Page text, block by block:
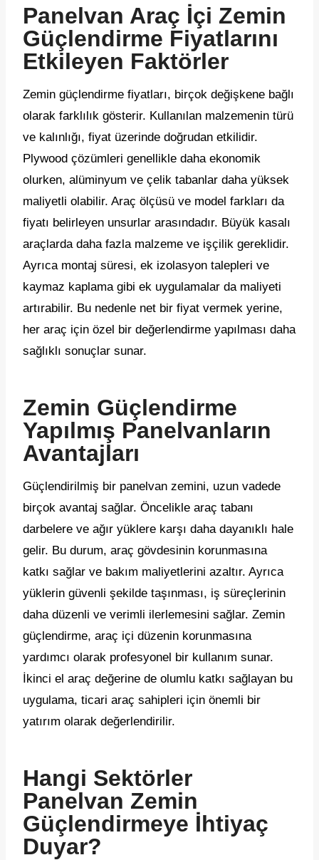
Panelvan Araç İçi Zemin
Güçlendirme Fiyatlarını
Etkileyen Faktörler
Zemin güçlendirme fiyatları, birçok değişkene bağlı
olarak farklılık gösterir. Kullanılan malzemenin türü
ve kalınlığı, fiyat üzerinde doğrudan etkilidir.
Plywood çözümleri genellikle daha ekonomik
olurken, alüminyum ve çelik tabanlar daha yüksek
maliyetli olabilir. Araç ölçüsü ve model farkları da
fiyatı belirleyen unsurlar arasındadır. Büyük kasalı
araçlarda daha fazla malzeme ve işçilik gereklidir.
Ayrıca montaj süresi, ek izolasyon talepleri ve
kaymaz kaplama gibi ek uygulamalar da maliyeti
artırabilir. Bu nedenle net bir fiyat vermek yerine,
her araç için özel bir değerlendirme yapılması daha
sağlıklı sonuçlar sunar.
Zemin Güçlendirme
Yapılmış Panelvanların
Avantajları
Güçlendirilmiş bir panelvan zemini, uzun vadede
birçok avantaj sağlar. Öncelikle araç tabanı
darbelere ve ağır yüklere karşı daha dayanıklı hale
gelir. Bu durum, araç gövdesinin korunmasına
katkı sağlar ve bakım maliyetlerini azaltır. Ayrıca
yüklerin güvenli şekilde taşınması, iş süreçlerinin
daha düzenli ve verimli ilerlemesini sağlar. Zemin
güçlendirme, araç içi düzenin korunmasına
yardımcı olarak profesyonel bir kullanım sunar.
İkinci el araç değerine de olumlu katkı sağlayan bu
uygulama, ticari araç sahipleri için önemli bir
yatırım olarak değerlendirilir.
Hangi Sektörler
Panelvan Zemin
Güçlendirmeye İhtiyaç
Duyar?